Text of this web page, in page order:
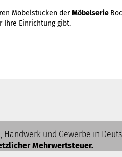
Möbelstücken derMöbelserie
Ihre Einrichtung gibt.
und Gewerbe in
Mehrwertsteuer.